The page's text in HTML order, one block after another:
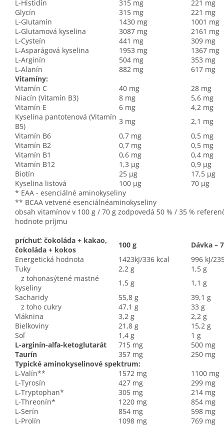
L-Histidín
315 mg
221 mg
Glycín
315 mg
221 mg
L-Glutamín
1430 mg
1001 mg
L-Glutamová kyselina
3087 mg
2161 mg
L-Cysteín
441 mg
309 mg
L-Asparágová kyselina
1953 mg
1367 mg
L-Arginín
504 mg
353 mg
L-Alanín
882 mg
617 mg
Vitamíny:
Vitamín C
40 mg
28 mg
Niacín (Vitamín B3)
8 mg
5,6 mg
Vitamín E
6 mg
4,2 mg
Kyselina pantotenová (Vitamín
B5)
3 mg
2,1 mg
Vitamín B6
0,7 mg
0,5 mg
Vitamín B2
0,7 mg
0,5 mg
Vitamín B1
0,6 mg
0,4 mg
Vitamín B12
1,3 µg
0,9 µg
Biotín
25 μg
17,5 μg
Kyselina listová
100 µg
70 µg
* EAA - esenciálné aminokyseliny
** BCAA vetvené esenciálnéaminokyseliny
obsah vitamínov v 100 g / 70 g zodpovedá 50 % / 35 %
hodnote príjmu
príchuť: čokoláda + kakao,
čokoláda + kokos
100 g
Dávka –
Energetická hodnota
1423kJ/336 kcal
996 kJ/
Tuky
2,2 g
1,5 g
z tohonasýtené mastné
kyseliny
1,5 g
1,1 g
Sacharidy
55,8 g
39,1 g
z toho cukry
47,1 g
33 g
Vláknina
3,2 g
2,2 g
Bielkoviny
21,8 g
15,2 g
Soľ
1,4 g
1 g
L-arginín-alfa-ketoglutarát
715 mg
500 mg
Taurín
357 mg
250 mg
Typické aminokyselinové spektrum:
L-Valín**
1572 mg
1100 mg
L-Tyrosín
427 mg
299 mg
L-Tryptophan*
305 mg
214 mg
L-Threonín*
1220 mg
854 mg
L-Serín
854 mg
598 mg
L-Prolín
1098 mg 769 mg